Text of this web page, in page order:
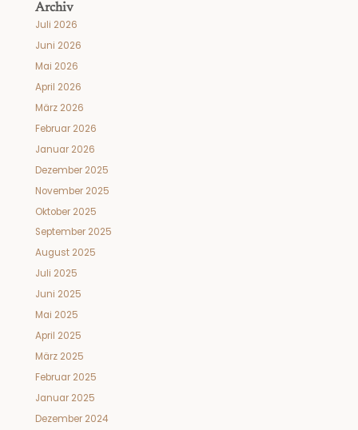
Archiv
Juli 2026
Juni 2026
Mai 2026
April 2026
März 2026
Februar 2026
Januar 2026
Dezember 2025
November 2025
Oktober 2025
September 2025
August 2025
Juli 2025
Juni 2025
Mai 2025
April 2025
März 2025
Februar 2025
Januar 2025
Dezember 2024